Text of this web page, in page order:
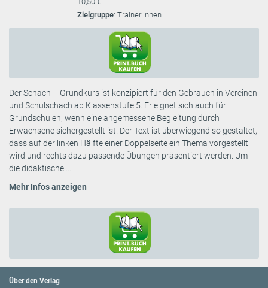
Zielgruppe: Trainer:innen
Der Schach – Grundkurs ist konzipiert für den Gebrauch in Vereinen
und Schulschach ab Klassenstufe 5. Er eignet sich auch für
Grundschulen, wenn eine angemessene Begleitung durch
Erwachsene sichergestellt ist. Der Text ist überwiegend so gestaltet,
dass auf der linken Hälfte einer Doppelseite ein Thema vorgestellt
wird und rechts dazu passende Übungen präsentiert werden. Um
die didaktische ...
Mehr Infos anzeigen
Über den Verlag